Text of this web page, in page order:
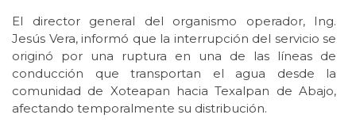
El director general del organismo operador, Ing.
Jesús Vera, informó que la interrupción del servicio se
originó por una ruptura en una de las líneas de
conducción que transportan el agua desde la
comunidad de Xoteapan hacia Texalpan de Abajo,
afectando temporalmente su distribución.